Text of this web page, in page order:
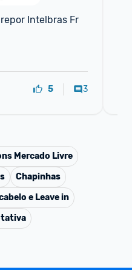
Intelbras Fr
5 3
Mercado Livre
Chapinhas
e Leave in